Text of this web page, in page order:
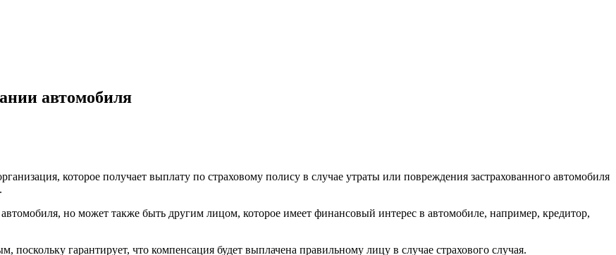
автомобиля
которое получает выплату по страховому полису в случае утраты или повреждения застрахованного автомобиля
но может также быть другим лицом, которое имеет финансовый интерес в автомобиле, например, кредитор,
поскольку гарантирует, что компенсация будет выплачена правильному лицу в случае страхового случая.